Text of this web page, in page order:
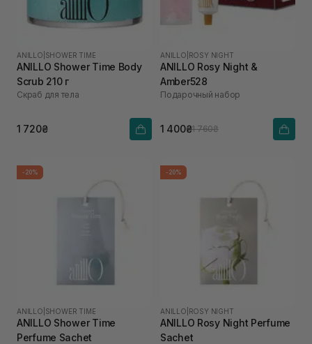
ANILLO SHOWER TIME
ANILLO Shower Time Body
Scrub 210 г
Скраб для тела
1 720₴
ANILLO ROSY NIGHT
ANILLO Rosy Night &
Amber528
Подарочный набор
1 400₴1 760₴
-20%
ANILLO SHOWER TIME
ANILLO Shower Time
Perfume Sachet
-20%
ANILLO ROSY NIGHT
ANILLO Rosy Night Perfume
Sachet